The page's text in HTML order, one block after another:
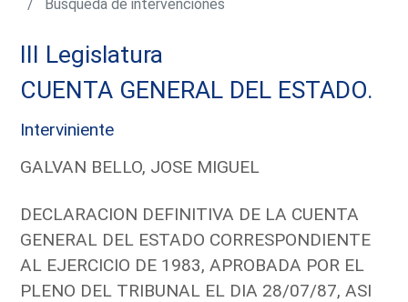
Búsqueda de intervenciones
III Legislatura
CUENTA GENERAL DEL ESTADO.
Interviniente
GALVAN BELLO, JOSE MIGUEL
DECLARACION DEFINITIVA DE LA CUENTA
GENERAL DEL ESTADO CORRESPONDIENTE
AL EJERCICIO DE 1983, APROBADA POR EL
PLENO DEL TRIBUNAL EL DIA 28/07/87, ASI